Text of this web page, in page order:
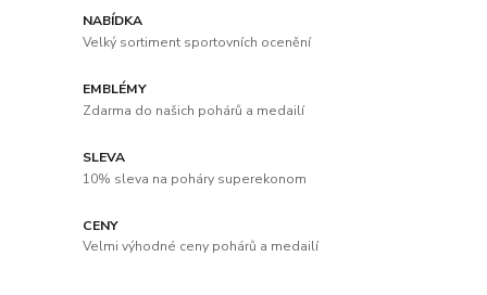
NABÍDKA
Velký sortiment sportovních ocenění
EMBLÉMY
Zdarma do našich pohárů a medailí
SLEVA
10% sleva na poháry superekonom
CENY
Velmi výhodné ceny pohárů a medailí